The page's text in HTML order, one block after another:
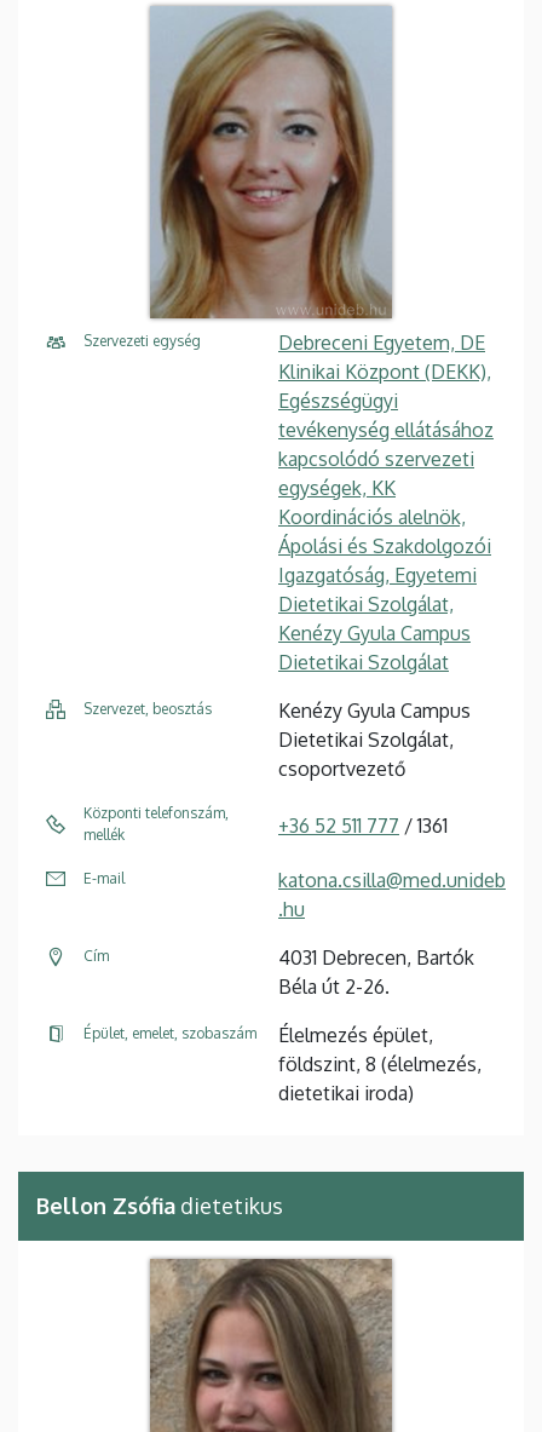
Szervezeti egység
Debreceni Egyetem, DE
Klinikai Központ (DEKK),
Egészségügyi
tevékenység ellátásához
kapcsolódó szervezeti
egységek, KK
Koordinációs alelnök,
Ápolási és Szakdolgozói
Igazgatóság, Egyetemi
Dietetikai Szolgálat,
Kenézy Gyula Campus
Dietetikai Szolgálat
Szervezet, beosztás
Kenézy Gyula Campus
Dietetikai Szolgálat,
csoportvezető
Központi telefonszám,
mellék
+36 52 511 777 / 1361
E-mail
katona.csilla@med.unideb
.hu
Cím
4031 Debrecen, Bartók
Béla út 2-26.
Épület, emelet, szobaszám
Élelmezés épület,
földszint, 8 (élelmezés,
dietetikai iroda)
Bellon Zsófia dietetikus